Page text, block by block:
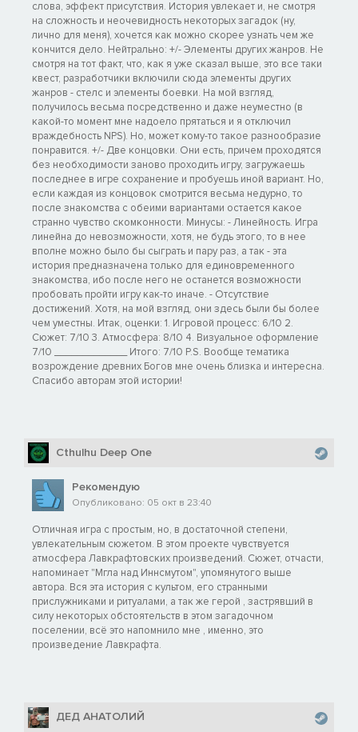
слова, эффект присутствия. История увлекает и, не смотря
на сложность и неочевидность некоторых загадок (ну,
лично для меня), хочется как можно скорее узнать чем же
кончится дело. Нейтрально: +/- Элементы других жанров. Не
смотря на тот факт, что, как я уже сказал выше, это все таки
квест, разработчики включили сюда элементы других
жанров - стелс и элементы боевки. На мой взгляд,
получилось весьма посредственно и даже неуместно (в
какой-то момент мне надоело прятаться и я отключил
враждебность NPS). Но, может кому-то такое разнообразие
понравится. +/- Две концовки. Они есть, причем проходятся
без необходимости заново проходить игру, загружаешь
последнее в игре сохранение и пробуешь иной вариант. Но,
если каждая из концовок смотрится весьма недурно, то
после знакомства с обеими вариантами остается какое
странно чувство скомконности. Минусы: - Линейность. Игра
линейна до невозможности, хотя, не будь этого, то в нее
вполне можно было бы сыграть и пару раз, а так - эта
история предназначена только для единовременного
знакомства, ибо после него не останется возможности
пробовать пройти игру как-то иначе. - Отсутствие
достижений. Хотя, на мой взгляд, они здесь были бы более
чем уместны. Итак, оценки: 1. Игровой процесс: 6/10 2.
Сюжет: 7/10 3. Атмосфера: 8/10 4. Визуальное оформление
7/10 _____________ Итого: 7/10 P.S. Вообще тематика
возрождение древних Богов мне очень близка и интересна.
Спасибо авторам этой истории!
Cthulhu Deep One
Рекомендую
Опубликовано: 05 окт в 23:40
Отличная игра с простым, но, в достаточной степени,
увлекательным сюжетом. В этом проекте чувствуется
атмосфера Лавкрафтовских произведений. Сюжет, отчасти,
напоминает "Мгла над Иннсмутом", упомянутого выше
автора. Вся эта история с культом, его странными
прислужниками и ритуалами, а так же герой , застрявший в
силу некоторых обстоятельств в этом загадочном
поселении, всё это напомнило мне , именно, это
произведение Лавкрафта.
ДЕД АНАТОЛИЙ